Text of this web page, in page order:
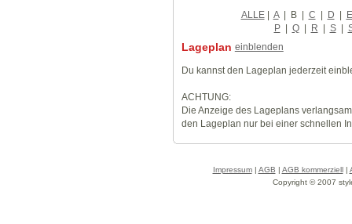
ALLE| A | B| C | D | E
P | Q | R | S |
Lageplan einblenden
Du kannst den Lageplan jederzeit
ACHTUNG:
Die Anzeige des Lageplans
den Lageplan nur bei einer schnellen
Impressum| AGB | AGB kommerziell|
Copyright © 2007